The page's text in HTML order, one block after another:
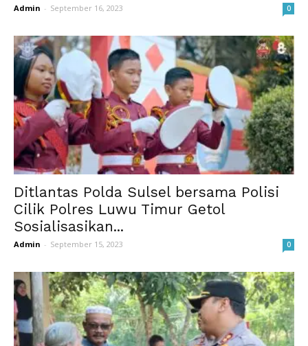
Admin - September 16, 2023 0
Ditlantas Polda Sulsel bersama Polisi
Cilik Polres Luwu Timur Getol
Sosialisasikan...
Admin - September 15, 2023 0